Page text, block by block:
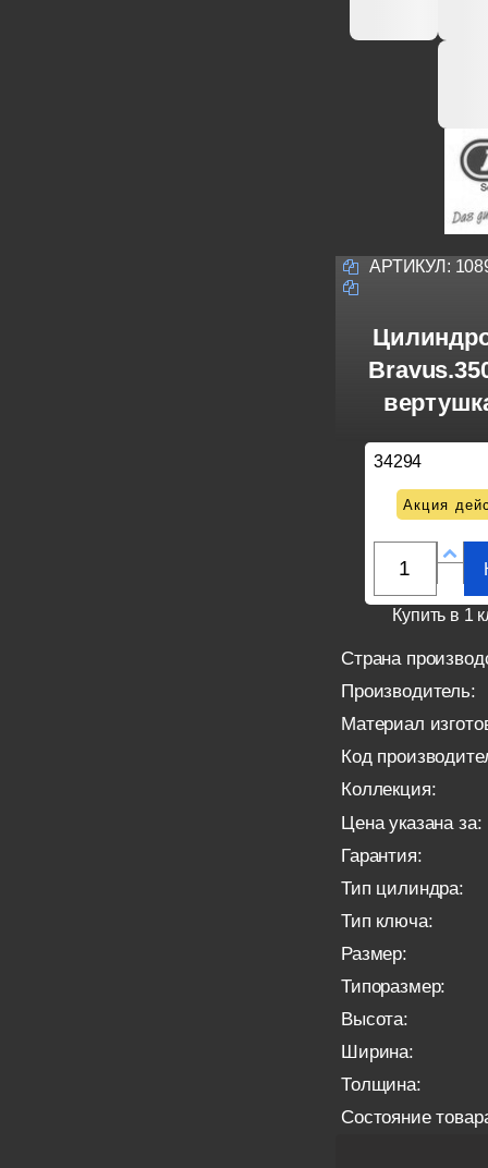
АРТИКУЛ:
34294
Акция
Купить в 1
Страна
Производитель:
Материал
Код
Коллекция:
Цена указана за:
Гарантия:
Тип цилиндра:
Тип ключа:
Размер:
Типоразмер:
Высота:
Ширина:
Толщина:
Состояние